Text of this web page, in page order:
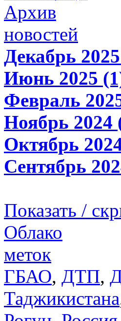
Архив
новостей
Декабрь
Июнь 2025
Февраль
Ноябрь 2024
Октябрь
Сентябрь
Показать /
Облако
меток
ГБАО, ДТП,
Таджикистана